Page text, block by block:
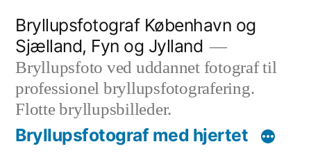
indhold
Bryllupsfotograf København og
Sjælland, Fyn og Jylland
Bryllupsfoto ved uddannet fotograf til
professionel bryllupsfotografering.
Flotte bryllupsbilleder.
Bryllupsfotograf med hjertet